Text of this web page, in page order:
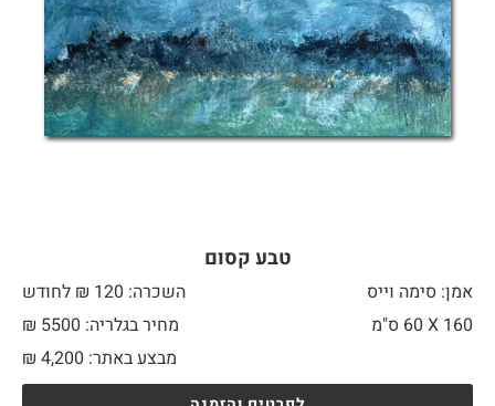
טבע קסום
אמן: סימה וייס
השכרה: 120 ₪ לחודש
160 X
מחיר בגלריה: 5500 ₪
מבצע באתר:
₪ 4,200